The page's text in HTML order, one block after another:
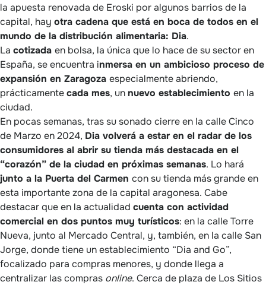
la apuesta renovada de Eroski por algunos barrios de la
capital, hay otra cadena que está en boca de todos en el
mundo de la distribución alimentaria: Dia.
La cotizada en bolsa, la única que lo hace de su sector en
España, se encuentra inmersa en un ambicioso proceso de
expansión en Zaragoza especialmente abriendo,
prácticamentecada mes, unnuevo establecimiento en la
ciudad.
En pocas semanas, tras su sonado cierre en la calle Cinco
de Marzo en 2024, Dia volverá a estar en el radar de los
consumidores al abrir su tienda más destacada en el
“corazón” de la ciudad en próximas semanas. Lo hará
junto a la Puerta del Carmen con su tienda más grande en
esta importante zona de la capital aragonesa. Cabe
destacar que en la actualidad cuenta con actividad
comercial en dos puntos muy turísticos: en la calle Torre
Nueva, junto al Mercado Central, y, también, en la calle San
Jorge, donde tiene un establecimiento “Dia and Go”,
focalizado para compras menores, y donde llega a
centralizar las compras online. Cerca de plaza de Los Sitios